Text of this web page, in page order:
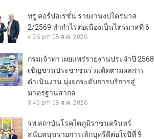
ทรู คอร์ปอเรชั่น รายงานงบไตรมาส
2/2569 ทำกำไรต่อเนื่องเป็นไตรมาสที่ 6
4:26 pm 08 ส.ค. 2026
กรมเจ้าท่า เผยแพร่รายงานประจำปี 2568
เชิญชวนประชาชนร่วมติดตามผลการ
ดำเนินงาน มุ่งยกระดับการบริการสู่
มาตรฐานสากล
3:45 pm 08 ส.ค. 2026
รพ.สถาบันโรคไตภูมิราชนครินทร์
สนับสนุนรายการเลิกบุหรี่ดีต่อใจปีที่ 9